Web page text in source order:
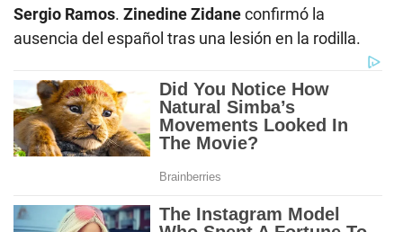
Sergio Ramos. Zinedine Zidaneconfirmó la
ausencia del español tras una lesión en la rodilla.